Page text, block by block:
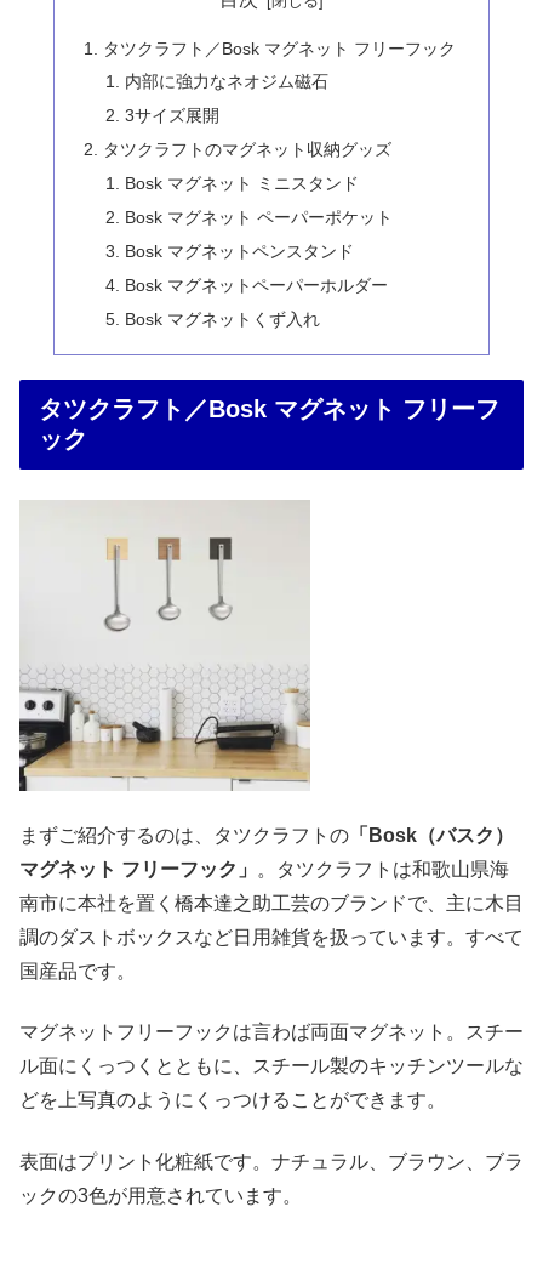
タツクラフト／Bosk マグネット フリーフック
内部に強力なネオジム磁石
3サイズ展開
タツクラフトのマグネット収納グッズ
Bosk マグネット ミニスタンド
Bosk マグネット ペーパーポケット
Bosk マグネットペンスタンド
Bosk マグネットペーパーホルダー
Bosk マグネットくず入れ
タツクラフト／Bosk マグネット フリーフ
ック
まずご紹介するのは、タツクラフトの 「Bosk（バスク）
マグネット フリーフック」
。タツクラフトは和歌山県海
南市に本社を置く橋本達之助工芸のブランドで、主に木目
調のダストボックスなど日用雑貨を扱っています。すべて
国産品です。
マグネットフリーフックは言わば両面マグネット。スチー
ル面にくっつくとともに、スチール製のキッチンツールな
どを上写真のようにくっつけることができます。
表面はプリント化粧紙です。ナチュラル、ブラウン、ブラ
ックの3色が用意されています。